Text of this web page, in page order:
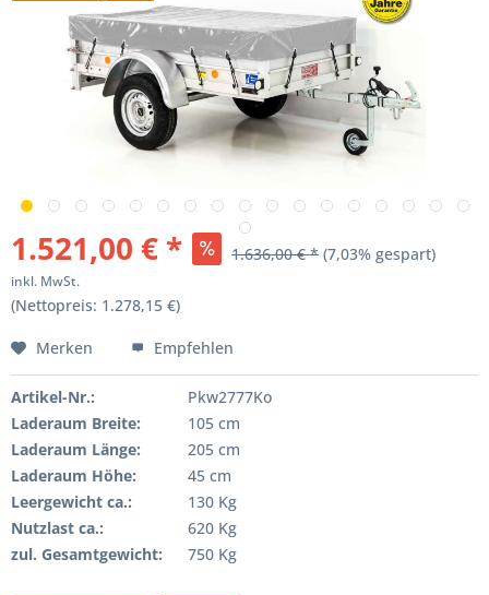
1.521,00 € * 1.636,00 € * (7,03% gespart)
inkl. MwSt.
(Nettopreis: 1.278,15 €)
Merken Empfehlen
Artikel-Nr.:
Pkw2777Ko
Laderaum Breite:
105 cm
Laderaum Länge:
205 cm
Laderaum Höhe:
45 cm
Leergewicht ca.:
130 Kg
Nutzlast ca.:
620 Kg
zul. Gesamtgewicht:
750 Kg